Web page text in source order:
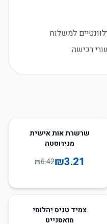
18 מוצרים רלוונטיים למשלוח
רכישה.
שרשרת אות אישית
מנירוסטה
₪3.21
₪6.42
צמיד טניס יהלומי
מואסנייט